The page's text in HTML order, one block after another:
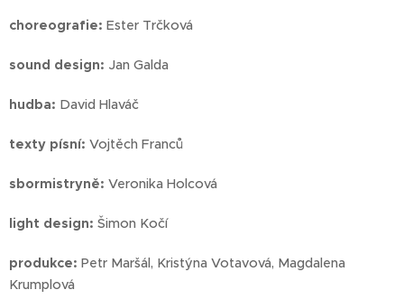
choreografie: Ester Trčková
sound design: Jan Galda
hudba: David Hlaváč
texty písní: Vojtěch Franců
sbormistryně: Veronika Holcová
light design: Šimon Kočí
produkce: Petr Maršál, Kristýna Votavová, Magdalena
Krumplová